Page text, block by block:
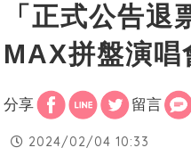
「正式公告
MAX拼盤演唱
分享 留言
2024/02/04 10:33